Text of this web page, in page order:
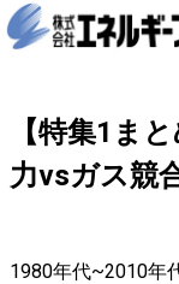
【特集1ま
力vsガス競
1980年代~2010年